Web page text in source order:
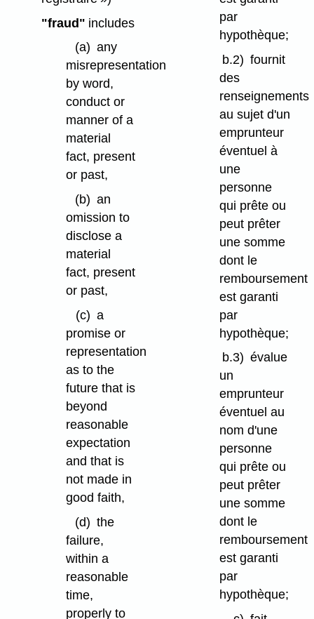
"fraud" includes
(a) any
misrepresentation
by word,
conduct or
manner of a
material
fact, present
or past,
(b) an
omission to
disclose a
material
fact, present
or past,
(c) a
promise or
representation
as to the
future that is
beyond
reasonable
expectation
and that is
not made in
good faith,
(d) the
failure,
within a
reasonable
time,
properly to
par
hypothèque;
b.2) fournit
des
renseignements
au sujet d'un
emprunteur
éventuel à
une
personne
qui prête ou
peut prêter
une somme
dont le
remboursement
est garanti
par
hypothèque;
b.3) évalue
un
emprunteur
éventuel au
nom d'une
personne
qui prête ou
peut prêter
une somme
dont le
remboursement
est garanti
par
hypothèque;